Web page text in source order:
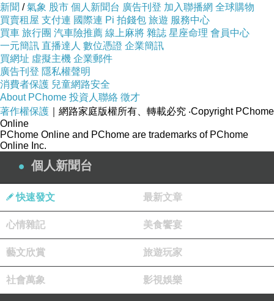
新聞 /氣象 股市 個人新聞台 廣告刊登 加入聯播網 全球購物
買賣租屋 支付連 國際連 Pi 拍錢包 旅遊 服務中心
買車 旅行團 汽車險推薦 線上麻將 雜誌 星座命理 會員中心
一元簡訊 直播達人 數位憑證 企業簡訊
買網址 虛擬主機 企業郵件
廣告刊登 隱私權聲明
消費者保護 兒童網路安全
About PChome 投資人聯絡 徵才
著作權保護 ｜網路家庭版權所有、轉載必究 ‧Copyright PChome
Online
PChome Online and PChome are trademarks of PChome
Online Inc.
個人新聞台
快速發文 最新文章
心情雜記 美食饗宴
藝文欣賞 旅遊玩家
社會萬象 影視娛樂